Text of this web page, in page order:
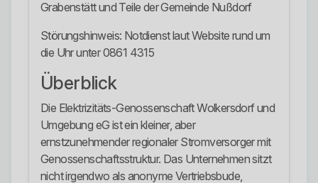
Grabenstätt und Teile der Gemeinde Nußdorf
Störungshinweis: Notdienst laut Website rund um
die Uhr unter 0861 4315
Überblick
Die Elektrizitäts-Genossenschaft Wolkersdorf und
Umgebung eG ist ein kleiner, aber
ernstzunehmender regionaler Stromversorger mit
Genossenschaftsstruktur. Das Unternehmen sitzt
nicht irgendwo als anonyme Vertriebsbude,